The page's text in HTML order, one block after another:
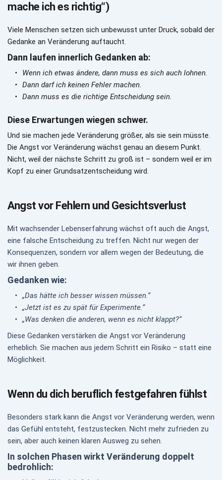
mache ich es richtig“)
Viele Menschen setzen sich unbewusst unter Druck, sobald der
Gedanke an Veränderung auftaucht.
Dann laufen innerlich Gedanken ab:
Wenn ich etwas ändere, dann muss es sich auch lohnen.
Dann darf ich keinen Fehler machen.
Dann muss es die richtige Entscheidung sein.
Diese Erwartungen wiegen schwer.
Und sie machen jede Veränderung größer, als sie sein müsste.
Die Angst vor Veränderung wächst genau an diesem Punkt.
Nicht, weil der nächste Schritt zu groß ist – sondern weil er im
Kopf zu einer Grundsatzentscheidung wird.
Angst vor Fehlern und Gesichtsverlust
Mit wachsender Lebenserfahrung wächst oft auch die Angst,
eine falsche Entscheidung zu treffen. Nicht nur wegen der
Konsequenzen, sondern vor allem wegen der Bedeutung, die
wir ihnen geben.
Gedanken wie:
„Das hätte ich besser wissen müssen.“
„Jetzt ist es zu spät für Experimente.“
„Was denken die anderen, wenn es nicht klappt?“
Diese Gedanken verstärken die Angst vor Veränderung
erheblich. Sie machen aus jedem Schritt ein Risiko – statt eine
Möglichkeit.
Wenn du dich beruflich festgefahren fühlst
Besonders stark kann die Angst vor Veränderung werden, wenn
das Gefühl entsteht, festzustecken. Nicht mehr zufrieden zu
sein, aber auch keinen klaren Ausweg zu sehen.
In solchen Phasen wirkt Veränderung doppelt
bedrohlich: